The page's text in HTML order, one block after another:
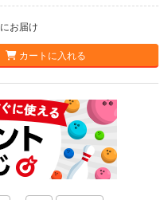
にお届け
カートに入れる